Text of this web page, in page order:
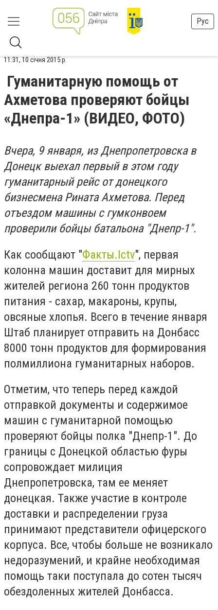
Рус
11:31, 10 січня 2015 р.
Гуманитарную помощь от
Ахметова проверяют бойцы
«Днепра-1» (ВИДЕО, ФОТО)
Вчера, 9 января, из Днепропетровска в
Донецк выехал первый в этом году
гуманитарный рейс от донецкого
бизнесмена Рината Ахметова. Перед
отъездом машины с гумконвоем
проверили бойцы батальона "Днепр-1".
Как сообщают "Факты.Ictv", первая
колонна машин доставит для мирных
жителей региона 260 тонн продуктов
питания - сахар, макароны, крупы,
овсяные хлопья. Всего в течение января
Штаб планирует отправить на Донбасс
8000 тонн продуктов для формирования
полмиллиона гуманитарных наборов.
Отметим, что теперь перед каждой
отправкой документы и содержимое
машин с гуманитарной помощью
проверяют бойцы полка "Днепр-1". До
границы с Донецкой областью фуры
сопровождает милиция
Днепропетровска, там ее меняет
донецкая. Также участие в контроле
доставки и распределении груза
принимают представители офицерского
корпуса. Все, чтобы больше не возникало
недоразумений, и крайне необходимая
помощь таки поступала до сотен тысяч
обездоленных жителей Донбасса.